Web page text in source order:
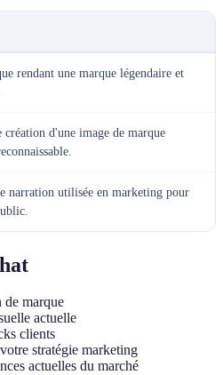
rendant une marque légendaire et
création d'une image de marque
narration utilisée en marketing pour
marque
actuelle
clients
stratégie marketing
actuelles du marché